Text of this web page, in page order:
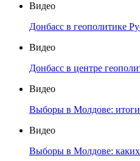
Видео
Донбасс в геополитике
Видео
Донбасс в центре
Видео
Выборы в Молдове: итоги
Видео
Выборы в Молдове: каких